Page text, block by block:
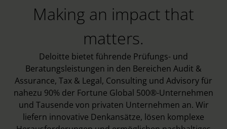
Making an impact that
matters.
Deloitte bietet führende Prüfungs- und
Beratungsleistungen in den Bereichen Audit &
Assurance, Tax & Legal, Consulting und Advisory für
nahezu 90% der Fortune Global 500®-Unternehmen
und Tausende von privaten Unternehmen an. Wir
liefern innovative Denkansätze, lösen komplexe